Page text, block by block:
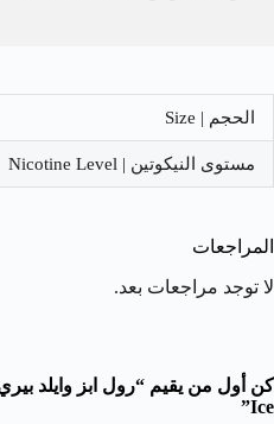
الحجم | Size
مستوى النيكوتين | Nicotine Level
المراجعات
لا توجد مراجعات بعد.
Ice”